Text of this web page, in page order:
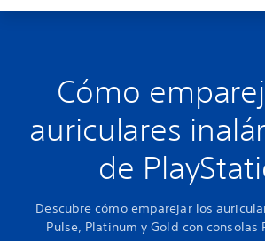
Cómo
auriculares
de
Descubre cómo emparejar los
Pulse, Platinum y Gold con consolas